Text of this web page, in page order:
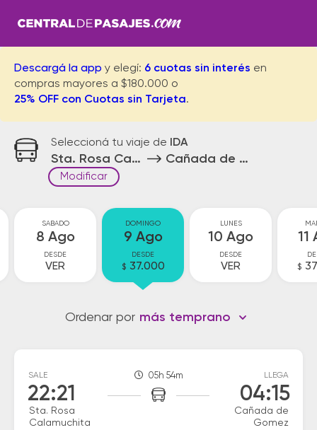
Descargá la app y elegí: 6 cuotas sin interés en
compras mayores a $180.000 o
25% OFF con Cuotas sin Tarjeta.
Seleccioná tu viaje de IDA
Sta. Rosa Calamuchita Cañada de Gomez
Modificar
SABADO
8 Ago
DESDE
VER
DOMINGO
9 Ago
DESDE
$ 37.000
LUNES
10 Ago
DESDE
VER
11
$
Ordenar por más temprano
SALE
22:21
Sta. Rosa
Calamuchita
05h 54m LLEGA
04:15
Cañada de
Gomez